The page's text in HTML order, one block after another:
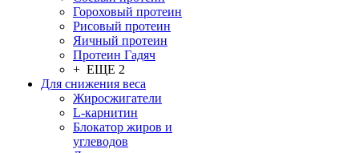
Гороховый протеин
Рисовый протеин
Яичный протеин
Протеин Гадяч
+ ЕЩЕ 2
Для снижения веса
Жиросжигатели
L-карнитин
Блокатор жиров и
углеводов